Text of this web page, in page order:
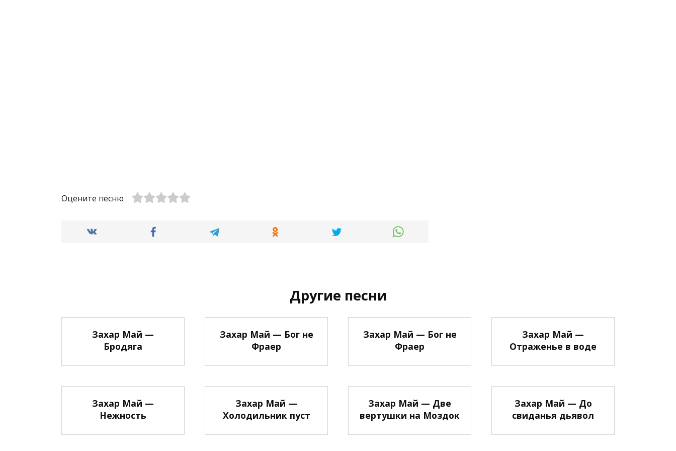
Оцените песню
Другие песни
Захар Май —
Бродяга
Захар Май — Бог не
Фраер
Захар Май — Бог не
Фраер
Захар Май —
Отраженье в воде
Захар Май —
Нежность
Захар Май —
Холодильник пуст
Захар Май — Две
вертушки на Моздок
Захар Май — До
свиданья дьявол